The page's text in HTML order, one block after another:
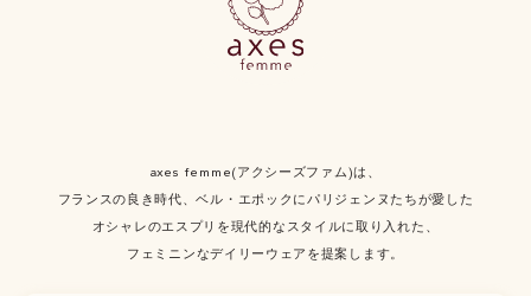
axes femme(アクシーズファム)は、
フランスの良き時代、ベル・エポックにパリジェンヌたちが愛した
オシャレのエスプリを現代的なスタイルに取り入れた、
フェミニンなデイリーウェアを提案します。